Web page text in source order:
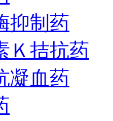
抑制药
Ｋ拮抗药
凝血药